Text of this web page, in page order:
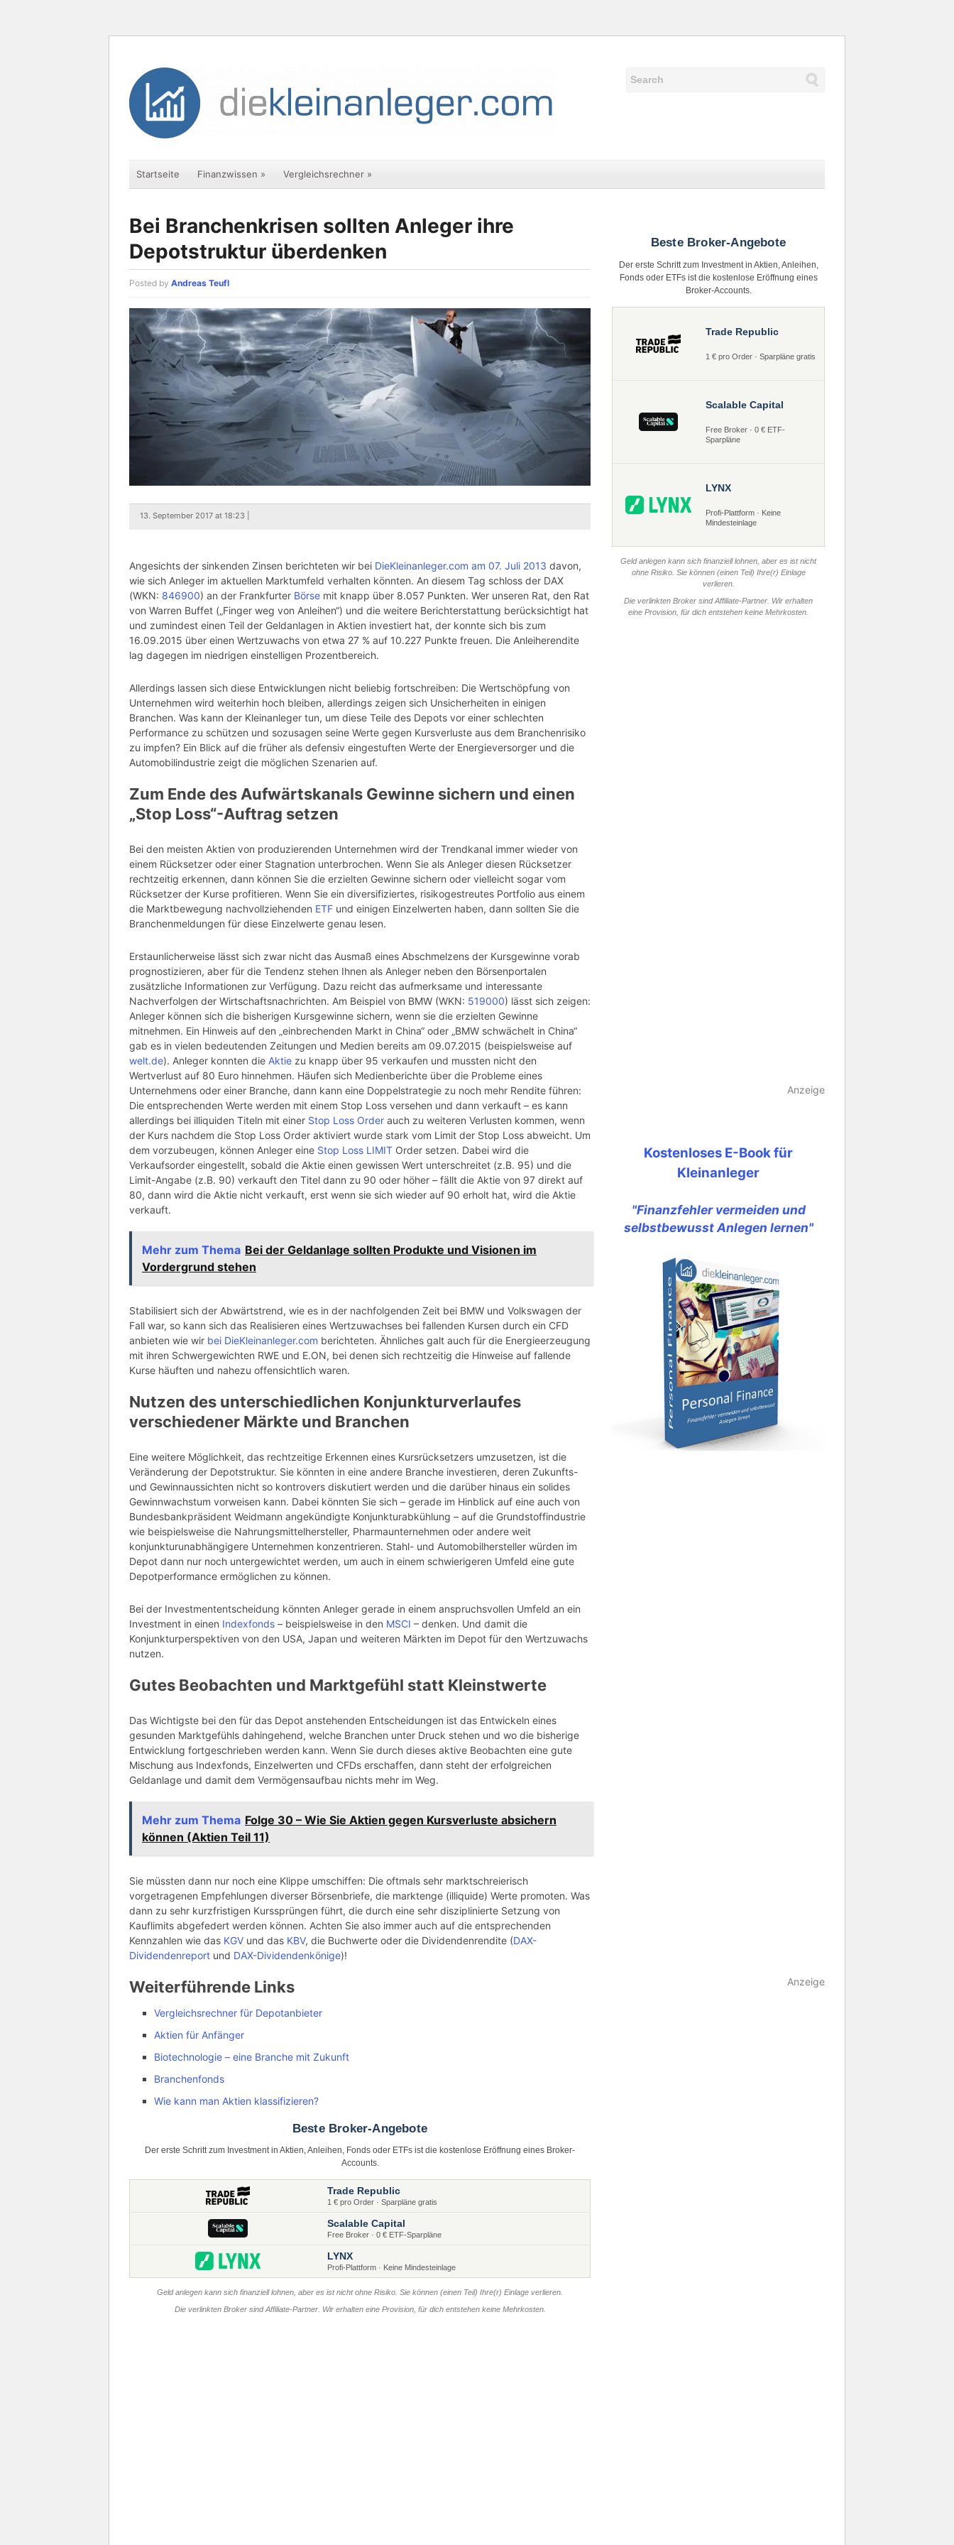
Startseite Finanzwissen » Vergleichsrechner »
Bei Branchenkrisen sollten Anleger ihre
Depotstruktur überdenken
Posted by Andreas Teufl
13. September 2017 at 18:23 |
Angesichts der sinkenden Zinsen berichteten wir bei DieKleinanleger.com am 07. Juli 2013 davon,
wie sich Anleger im aktuellen Marktumfeld verhalten könnten. An diesem Tag schloss der DAX
(WKN: 846900) an der Frankfurter Börse mit knapp über 8.057 Punkten. Wer unseren Rat, den Rat
von Warren Buffet („Finger weg von Anleihen“) und die weitere Berichterstattung berücksichtigt hat
und zumindest einen Teil der Geldanlagen in Aktien investiert hat, der konnte sich bis zum
16.09.2015 über einen Wertzuwachs von etwa 27 % auf 10.227 Punkte freuen. Die Anleiherendite
lag dagegen im niedrigen einstelligen Prozentbereich.
Allerdings lassen sich diese Entwicklungen nicht beliebig fortschreiben: Die Wertschöpfung von
Unternehmen wird weiterhin hoch bleiben, allerdings zeigen sich Unsicherheiten in einigen
Branchen. Was kann der Kleinanleger tun, um diese Teile des Depots vor einer schlechten
Performance zu schützen und sozusagen seine Werte gegen Kursverluste aus dem Branchenrisiko
zu impfen? Ein Blick auf die früher als defensiv eingestuften Werte der Energieversorger und die
Automobilindustrie zeigt die möglichen Szenarien auf.
Zum Ende des Aufwärtskanals Gewinne sichern und einen
„Stop Loss“-Auftrag setzen
Bei den meisten Aktien von produzierenden Unternehmen wird der Trendkanal immer wieder von
einem Rücksetzer oder einer Stagnation unterbrochen. Wenn Sie als Anleger diesen Rücksetzer
rechtzeitig erkennen, dann können Sie die erzielten Gewinne sichern oder vielleicht sogar vom
Rücksetzer der Kurse profitieren. Wenn Sie ein diversifiziertes, risikogestreutes Portfolio aus einem
die Marktbewegung nachvollziehenden ETF und einigen Einzelwerten haben, dann sollten Sie die
Branchenmeldungen für diese Einzelwerte genau lesen.
Erstaunlicherweise lässt sich zwar nicht das Ausmaß eines Abschmelzens der Kursgewinne vorab
prognostizieren, aber für die Tendenz stehen Ihnen als Anleger neben den Börsenportalen
zusätzliche Informationen zur Verfügung. Dazu reicht das aufmerksame und interessante
Nachverfolgen der Wirtschaftsnachrichten. Am Beispiel von BMW (WKN: 519000) lässt sich zeigen:
Anleger können sich die bisherigen Kursgewinne sichern, wenn sie die erzielten Gewinne
mitnehmen. Ein Hinweis auf den „einbrechenden Markt in China“ oder „BMW schwächelt in China“
gab es in vielen bedeutenden Zeitungen und Medien bereits am 09.07.2015 (beispielsweise auf
welt.de). Anleger konnten die Aktie zu knapp über 95 verkaufen und mussten nicht den
Wertverlust auf 80 Euro hinnehmen. Häufen sich Medienberichte über die Probleme eines
Unternehmens oder einer Branche, dann kann eine Doppelstrategie zu noch mehr Rendite führen:
Die entsprechenden Werte werden mit einem Stop Loss versehen und dann verkauft – es kann
allerdings bei illiquiden Titeln mit einer Stop Loss Order auch zu weiteren Verlusten kommen, wenn
der Kurs nachdem die Stop Loss Order aktiviert wurde stark vom Limit der Stop Loss abweicht. Um
dem vorzubeugen, können Anleger eine Stop Loss LIMIT Order setzen. Dabei wird die
Verkaufsorder eingestellt, sobald die Aktie einen gewissen Wert unterschreitet (z.B. 95) und die
Limit-Angabe (z.B. 90) verkauft den Titel dann zu 90 oder höher – fällt die Aktie von 97 direkt auf
80, dann wird die Aktie nicht verkauft, erst wenn sie sich wieder auf 90 erholt hat, wird die Aktie
verkauft.
Mehr zum Thema Bei der Geldanlage sollten Produkte und Visionen im
Vordergrund stehen
Stabilisiert sich der Abwärtstrend, wie es in der nachfolgenden Zeit bei BMW und Volkswagen der
Fall war, so kann sich das Realisieren eines Wertzuwachses bei fallenden Kursen durch ein CFD
anbieten wie wir bei DieKleinanleger.com berichteten. Ähnliches galt auch für die Energieerzeugung
mit ihren Schwergewichten RWE und E.ON, bei denen sich rechtzeitig die Hinweise auf fallende
Kurse häuften und nahezu offensichtlich waren.
Nutzen des unterschiedlichen Konjunkturverlaufes
verschiedener Märkte und Branchen
Eine weitere Möglichkeit, das rechtzeitige Erkennen eines Kursrücksetzers umzusetzen, ist die
Veränderung der Depotstruktur. Sie könnten in eine andere Branche investieren, deren Zukunfts-
und Gewinnaussichten nicht so kontrovers diskutiert werden und die darüber hinaus ein solides
Gewinnwachstum vorweisen kann. Dabei könnten Sie sich – gerade im Hinblick auf eine auch von
Bundesbankpräsident Weidmann angekündigte Konjunkturabkühlung – auf die Grundstoffindustrie
wie beispielsweise die Nahrungsmittelhersteller, Pharmaunternehmen oder andere weit
konjunkturunabhängigere Unternehmen konzentrieren. Stahl- und Automobilhersteller würden im
Depot dann nur noch untergewichtet werden, um auch in einem schwierigeren Umfeld eine gute
Depotperformance ermöglichen zu können.
Bei der Investmententscheidung könnten Anleger gerade in einem anspruchsvollen Umfeld an ein
Investment in einen Indexfonds – beispielsweise in den MSCI – denken. Und damit die
Konjunkturperspektiven von den USA, Japan und weiteren Märkten im Depot für den Wertzuwachs
nutzen.
Gutes Beobachten und Marktgefühl statt Kleinstwerte
Das Wichtigste bei den für das Depot anstehenden Entscheidungen ist das Entwickeln eines
gesunden Marktgefühls dahingehend, welche Branchen unter Druck stehen und wo die bisherige
Entwicklung fortgeschrieben werden kann. Wenn Sie durch dieses aktive Beobachten eine gute
Mischung aus Indexfonds, Einzelwerten und CFDs erschaffen, dann steht der erfolgreichen
Geldanlage und damit dem Vermögensaufbau nichts mehr im Weg.
Mehr zum Thema Folge 30 – Wie Sie Aktien gegen Kursverluste absichern
können (Aktien Teil 11)
Sie müssten dann nur noch eine Klippe umschiffen: Die oftmals sehr marktschreierisch
vorgetragenen Empfehlungen diverser Börsenbriefe, die marktenge (illiquide) Werte promoten. Was
dann zu sehr kurzfristigen Kurssprüngen führt, die durch eine sehr disziplinierte Setzung von
Kauflimits abgefedert werden können. Achten Sie also immer auch auf die entsprechenden
Kennzahlen wie das KGV und das KBV, die Buchwerte oder die Dividendenrendite (DAX-
Dividendenreport und DAX-Dividendenkönige)!
Weiterführende Links
Vergleichsrechner für Depotanbieter
Aktien für Anfänger
Biotechnologie – eine Branche mit Zukunft
Branchenfonds
Wie kann man Aktien klassifizieren?
Beste Broker-Angebote
Der erste Schritt zum Investment in Aktien, Anleihen, Fonds oder ETFs ist die kostenlose Eröffnung eines Broker-
Accounts.
Trade Republic
1 € pro Order · Sparpläne gratis
Scalable Capital
Free Broker · 0 € ETF-Sparpläne
LYNX
Profi-Plattform · Keine Mindesteinlage
Geld anlegen kann sich finanziell lohnen, aber es ist nicht ohne Risiko. Sie können (einen Teil) Ihre(r) Einlage verlieren.
Die verlinkten Broker sind Affiliate-Partner. Wir erhalten eine Provision, für dich entstehen keine Mehrkosten.
Beste Broker-Angebote
Der erste Schritt zum Investment in Aktien, Anleihen,
Fonds oder ETFs ist die kostenlose Eröffnung eines
Broker-Accounts.
Trade Republic
1 € pro Order · Sparpläne gratis
Scalable Capital
Free Broker · 0 € ETF-
Sparpläne
LYNX
Profi-Plattform · Keine
Mindesteinlage
Geld anlegen kann sich finanziell lohnen, aber es ist nicht
ohne Risiko. Sie können (einen Teil) Ihre(r) Einlage
verlieren.
Die verlinkten Broker sind Affiliate-Partner. Wir erhalten
eine Provision, für dich entstehen keine Mehrkosten.
Anzeige
Kostenloses E-Book für
Kleinanleger
"Finanzfehler vermeiden und
selbstbewusst Anlegen lernen"
Anzeige